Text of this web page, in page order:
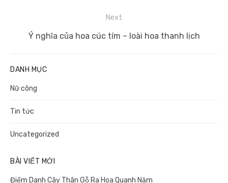
Next
Next
Ý nghĩa của hoa cúc tím – loài hoa thanh lịch
DANH MỤC
Nữ công
Tin tức
Uncategorized
BÀI VIẾT MỚI
Điểm Danh Cây Thân Gỗ Ra Hoa Quanh Năm